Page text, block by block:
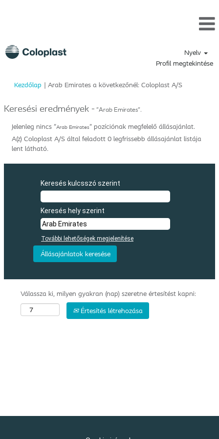
Nyelv
Profil megtekintése
Kezdőlap | Arab Emirates a következőnél: Coloplast A/S(aktuális
Keresési eredmények - "Arab Emirates".
Jelenleg nincs "Arab Emirates" pozíciónak megfelelő állásajánlat.
A(z) Coloplast A/S által feladott 0 legfrissebb állásajánlat listája
lent látható.
Keresés kulcsszó szerint
Keresés hely szerint
További lehetőségek megjelenítése
Válassza ki, milyen gyakran (nap) szeretne értesítést kapni:
Értesítés létrehozása